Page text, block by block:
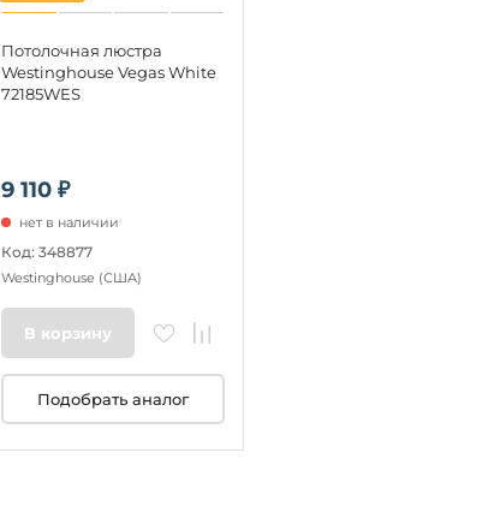
9 110 ₽
Потолочная люстра
Westinghouse Vegas White
72185WES
нет в наличии
Код: 348877
Westinghouse (США)
В корзину
Подобрать аналог